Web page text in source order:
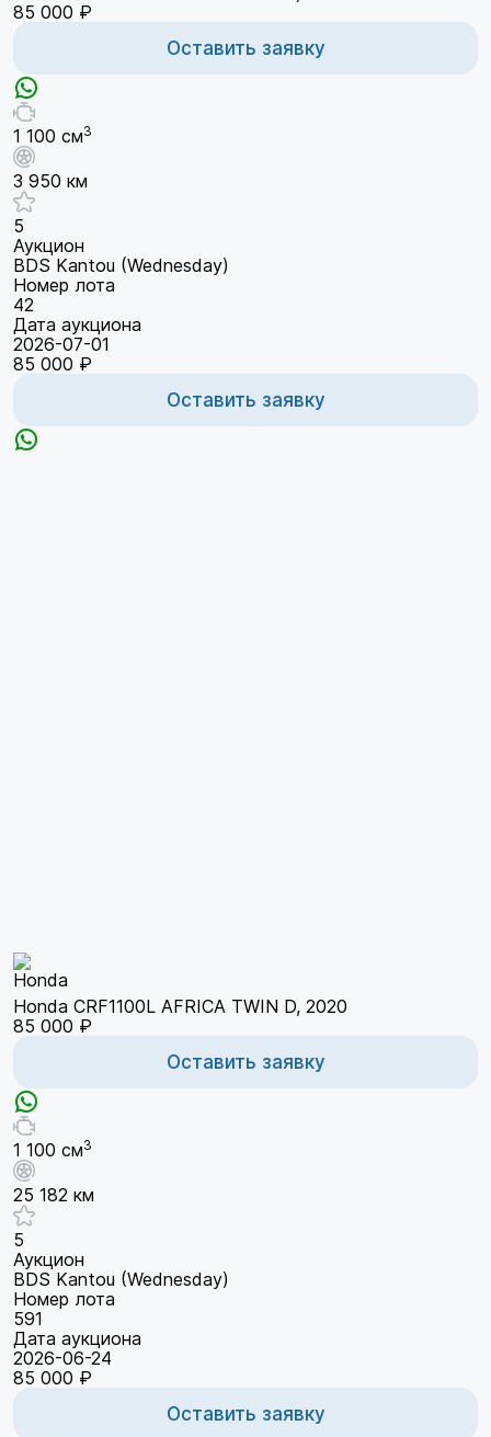
85 000 ₽
Оставить заявку
1 100 см3
3 950 км
5
Аукцион
BDS Kantou (Wednesday)
Номер лота
42
Дата аукциона
2026-07-01
85 000 ₽
Оставить заявку
Honda CRF1100L AFRICA TWIN D, 2020
85 000 ₽
Оставить заявку
1 100 см3
25 182 км
5
Аукцион
BDS Kantou (Wednesday)
Номер лота
591
Дата аукциона
2026-06-24
85 000 ₽
Оставить заявку